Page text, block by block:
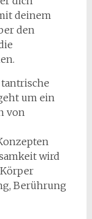
deinem
den
um ein
von
wird
Berührung